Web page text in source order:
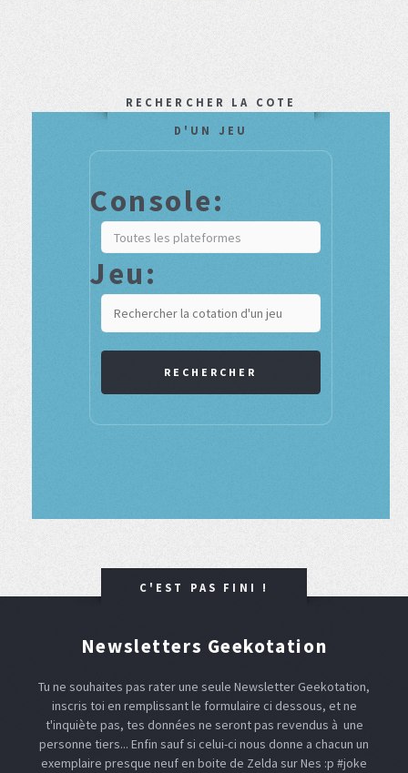
RECHERCHER LA COTE
D'UN JEU
Console:
Jeu:
RECHERCHER
C'EST PAS FINI !
Newsletters Geekotation
Tu ne souhaites pas rater une seule Newsletter Geekotation,
inscris toi en remplissant le formulaire ci dessous, et ne
t'inquiète pas, tes données ne seront pas revendus à une
personne tiers... Enfin sauf si celui-ci nous donne a chacun un
exemplaire presque neuf en boite de Zelda sur Nes :p #joke